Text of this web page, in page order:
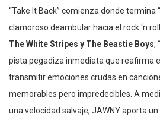
“Take It Back” comienza donde termina
clamoroso deambular hacia el rock ‘n
The White Stripes y The Beastie Boys,
pista pegadiza inmediata que reafirma
transmitir emociones crudas en
memorables pero impredecibles. A
una velocidad salvaje, JAWNY aporta